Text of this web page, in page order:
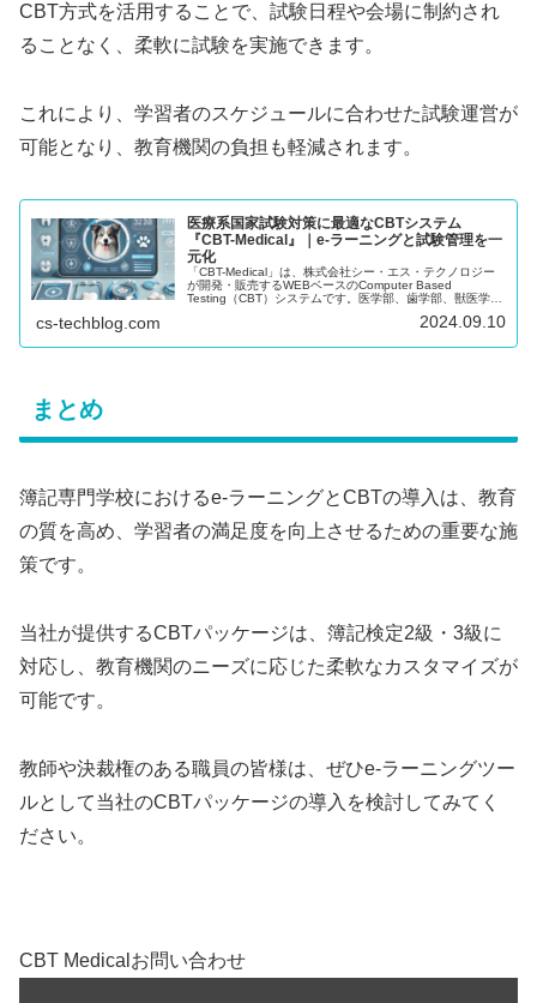
CBT方式を活用することで、試験日程や会場に制約され
ることなく、柔軟に試験を実施できます。
これにより、学習者のスケジュールに合わせた試験運営が
可能となり、教育機関の負担も軽減されます。
医療系国家試験対策に最適なCBTシステム
『CBT-Medical』｜e-ラーニングと試験管理を一
元化
「CBT-Medical」は、株式会社シー・エス・テクノロジー
が開発・販売するWEBベースのComputer Based
Testing（CBT）システムです。医学部、歯学部、獣医学部
うに設計されており、スマートフォンをはじめとする様々
e-ラーニングシステムとしても活用でき、受験者のスキル
cs-techblog.com 2024.09.10
まとめ
簿記専門学校におけるe-ラーニングとCBTの導入は、教育
の質を高め、学習者の満足度を向上させるための重要な施
策です。
当社が提供するCBTパッケージは、簿記検定2級・3級に
対応し、教育機関のニーズに応じた柔軟なカスタマイズが
可能です。
教師や決裁権のある職員の皆様は、ぜひe-ラーニングツー
ルとして当社のCBTパッケージの導入を検討してみてく
ださい。
CBT Medicalお問い合わせ